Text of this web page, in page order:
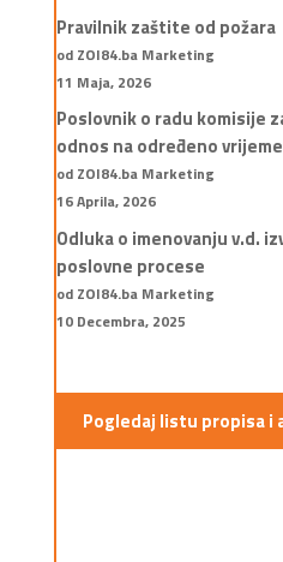
Pravilnik zaštite od požara
od ZOI84.ba Marketing
11 Maja, 2026
Poslovnik o radu komisije
odnos na određeno vrijeme
od ZOI84.ba Marketing
16 Aprila, 2026
Odluka o imenovanju v.d.
poslovne procese
od ZOI84.ba Marketing
10 Decembra, 2025
Pogledaj listu propisa i